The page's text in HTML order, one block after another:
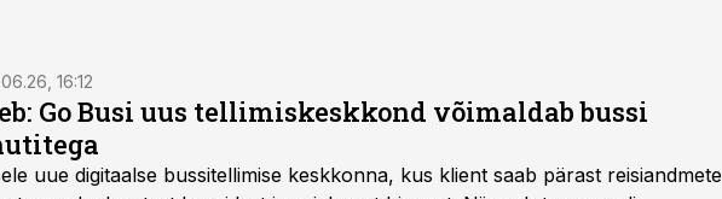
16:12
Go Busi uus tellimiskeskkond võimaldab bussi
uue digitaalse bussitellimise keskkonna, kus klient saab pärast reisiandmete